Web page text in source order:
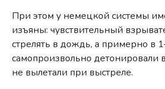
При этом у немецкой системы
изъяны: чувствительный
стрелять в дождь, а примерно в
самопроизвольно детонировали
не вылетали при выстреле.